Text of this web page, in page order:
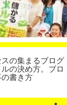
スの集まるブログ
ルの決め方。ブロ
書き方